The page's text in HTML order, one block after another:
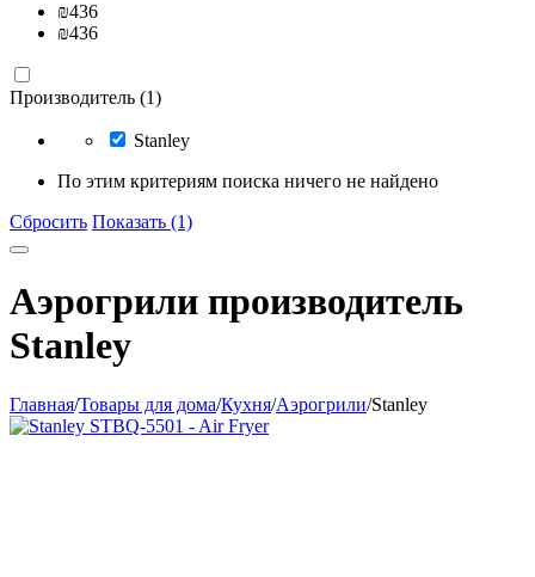
₪436
₪436
Производитель (1)
Stanley
По этим критериям поиска ничего не найдено
Сбросить Показать (1)
Аэрогрили производитель
Stanley
Главная/Товары для дома/Кухня/Аэрогрили/Stanley